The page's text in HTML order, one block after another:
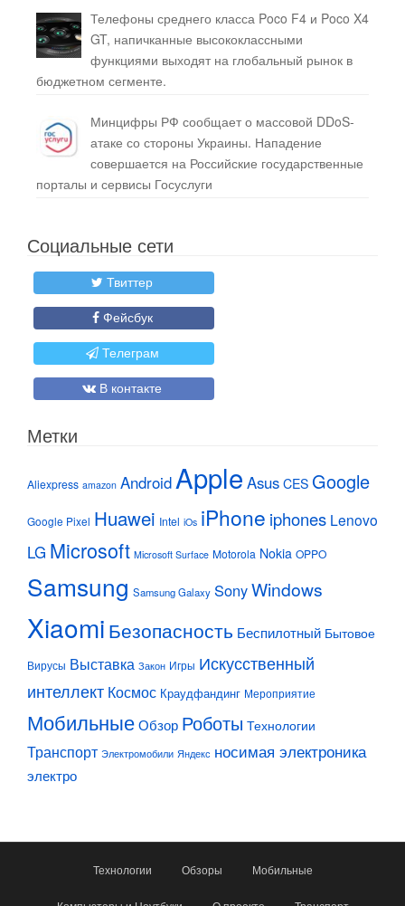
Телефоны среднего класса Poco F4 и Poco X4
GT, напичканные высококлассными
функциями выходят на глобальный рынок в
бюджетном сегменте.
Минцифры РФ сообщает о массовой DDoS-
атаке со стороны Украины. Нападение
совершается на Российские государственные
порталы и сервисы Госуслуги
Социальные сети
Твиттер
Фейсбук
Телеграм
В контакте
Метки
Aliexpress amazon Android Apple Asus CES Google
Google Pixel Huawei Intel iOs iPhone iphones Lenovo
LG Microsoft Microsoft Surface Motorola Nokia OPPO
Samsung Samsung Galaxy SonyWindows
Xiaomi Безопасность Беспилотный Бытовое
Вирусы Выставка Закон Игры Искусственный
интеллект Космос Краудфандинг Мероприятие
МобильныеОбзор Роботы Технологии
Транспорт Электромобили Яндекс носимая электроника
электро
Технологии Обзоры Мобильные